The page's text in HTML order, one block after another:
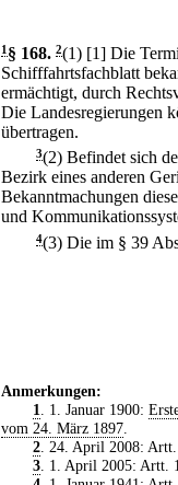
1 § 168. 2(1) [1] Die
Schifffahrtsfachblatt
ermächtigt, durch
Die Landesregierungen
übertragen.
3(2) Befindet sich
Bezirk eines anderen
Bekanntmachungen
und
4(3) Die im § 39
Anmerkungen:
1
. 1. Januar 1900:
vom 24. März 1897
2. 24. April 2008: Artt.
3. 1. April 2005: Artt.